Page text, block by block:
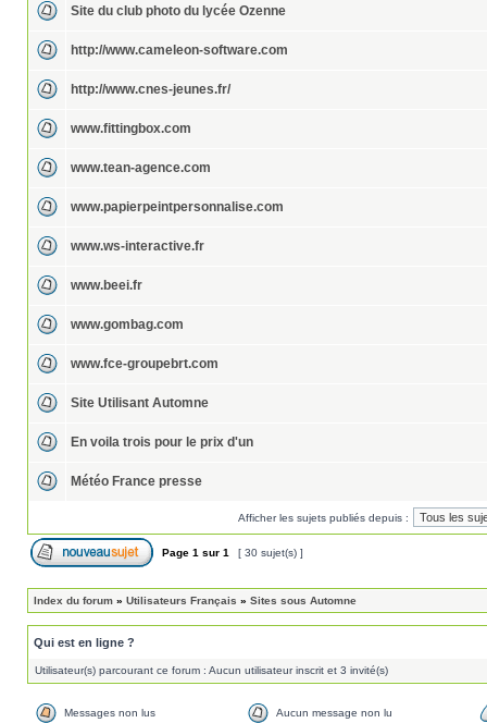
Site du club photo du lycée Ozenne
http://www.cameleon-software.com
http://www.cnes-jeunes.fr/
www.fittingbox.com
www.tean-agence.com
www.papierpeintpersonnalise.com
www.ws-interactive.fr
www.beei.fr
www.gombag.com
www.fce-groupebrt.com
Site Utilisant Automne
En voila trois pour le prix d'un
Météo France presse
Afficher les sujets publiés depuis :
Page 1 sur 1 [ 30 sujet(s) ]
Index du forum » Utilisateurs Français » Sites sous Automne
Qui est en ligne ?
Utilisateur(s) parcourant ce forum : Aucun utilisateur inscrit et 3 invité(s)
Messages non lus Aucun message non lu